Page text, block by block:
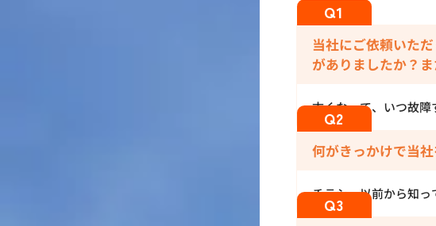
当社にご依頼いた
がありましたか？
古くなって、いつ故障
何がきっかけで当
チラシ、以前から知っ